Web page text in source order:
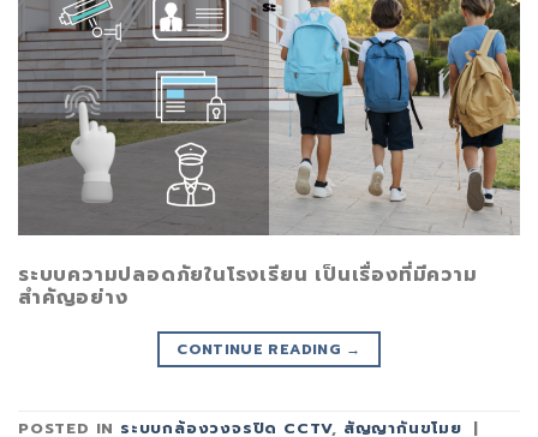
ระบบความปลอดภัยในโรงเรียน เป็นเรื่องที่มีความ
สำคัญอย่าง
CONTINUE READING →
POSTED IN ระบบกล้องวงจรปิด CCTV, สัญญากันขโมย |